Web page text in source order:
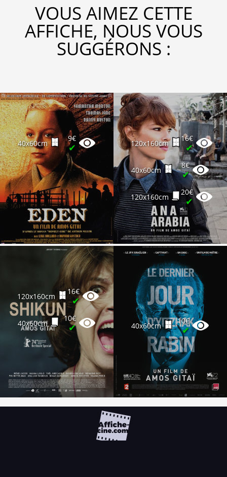
VOUS AIMEZ CETTE
AFFICHE, NOUS VOUS
SUGGÉRONS :
40x60cm
9€
✔ 120x160cm
16€
✔
40x60cm
8€
✔
120x160cm
20€
✔
120x160cm
16€
✔
40x60cm
10€
✔ 40x60cm
10€
✔